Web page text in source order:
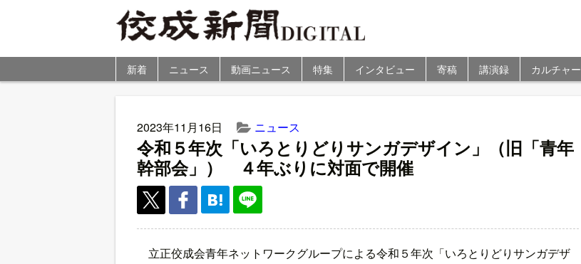
新着 ニュース 動画ニュース 特集 インタビュー 寄稿 講演録 カルチャー
2023年11月16日 ニュース
令和５年次「いろとりどりサンガデザイン」（旧「青年
幹部会」） ４年ぶりに対面で開催
立正佼成会青年ネットワークグループによる令和５年次「いろとりどりサンガデザ